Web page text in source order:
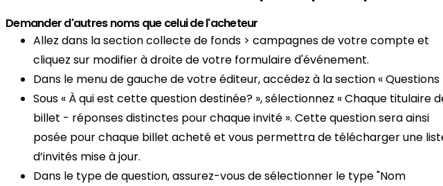
Demander d'autres noms que celui de l'acheteur
Allez dans la section collecte de fonds > campagnes de votre compte et
cliquez sur modifier à droite de votre formulaire d'événement.
Dans le menu de gauche de votre éditeur, accédez à la section « Questions
Sous « À qui est cette question destinée? », sélectionnez « Chaque titulaire
billet - réponses distinctes pour chaque invité ». Cette question sera ainsi
posée pour chaque billet acheté et vous permettra de télécharger une
d’invités mise à jour.
Dans le type de question, assurez-vous de sélectionner le type "Nom